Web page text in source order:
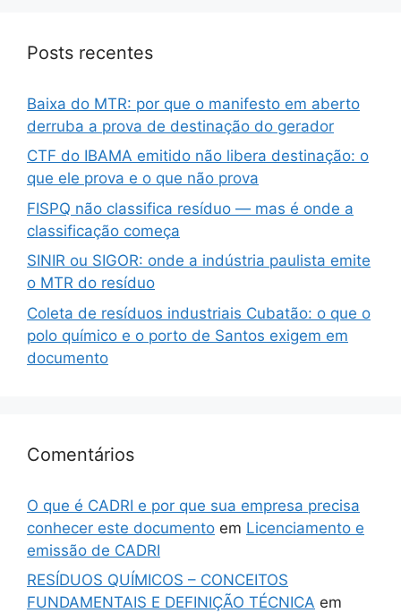
Posts recentes
Baixa do MTR: por que o manifesto em aberto
derruba a prova de destinação do gerador
CTF do IBAMA emitido não libera destinação: o
que ele prova e o que não prova
FISPQ não classifica resíduo — mas é onde a
classificação começa
SINIR ou SIGOR: onde a indústria paulista emite
o MTR do resíduo
Coleta de resíduos industriais Cubatão: o que o
polo químico e o porto de Santos exigem em
documento
Comentários
O que é CADRI e por que sua empresa precisa
conhecer este documento em Licenciamento e
emissão de CADRI
RESÍDUOS QUÍMICOS – CONCEITOS
FUNDAMENTAIS E DEFINIÇÃO TÉCNICA em